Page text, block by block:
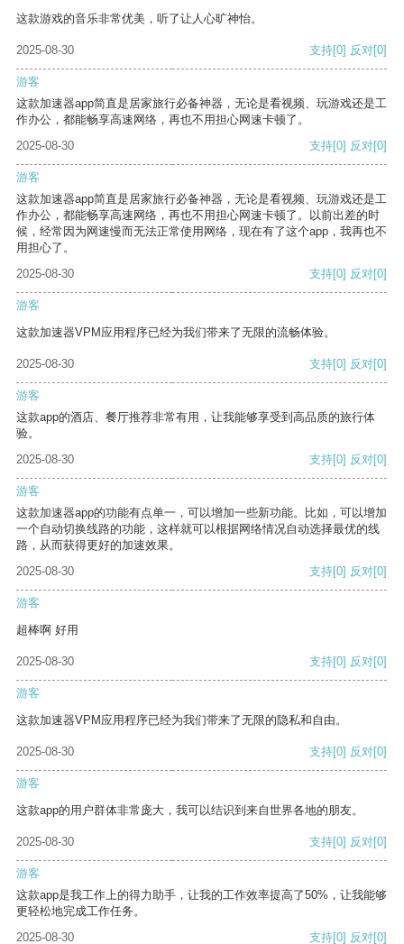
这款游戏的音乐非常优美，听了让人心旷神怡。
2025-08-30 支持[0] 反对[0]
游客
这款加速器app简直是居家旅行必备神器，无论是看视频、玩游戏还是工
作办公，都能畅享高速网络，再也不用担心网速卡顿了。
2025-08-30
支持[0] 反对[0]
游客
这款加速器app简直是居家旅行必备神器，无论是看视频、玩游戏还是工
作办公，都能畅享高速网络，再也不用担心网速卡顿了。以前出差的时
候，经常因为网速慢而无法正常使用网络，现在有了这个app，我再也不
用担心了。
2025-08-30
支持[0] 反对[0]
游客
这款加速器VPM应用程序已经为我们带来了无限的流畅体验。
2025-08-30 支持[0] 反对[0]
游客
这款app的酒店、餐厅推荐非常有用，让我能够享受到高品质的旅行体
验。
2025-08-30
支持[0] 反对[0]
游客
这款加速器app的功能有点单一，可以增加一些新功能。比如，可以增加
一个自动切换线路的功能，这样就可以根据网络情况自动选择最优的线
路，从而获得更好的加速效果。
2025-08-30
支持[0] 反对[0]
游客
超棒啊 好用
2025-08-30 支持[0] 反对[0]
游客
这款加速器VPM应用程序已经为我们带来了无限的隐私和自由。
2025-08-30 支持[0] 反对[0]
游客
这款app的用户群体非常庞大，我可以结识到来自世界各地的朋友。
2025-08-30 支持[0] 反对[0]
游客
这款app是我工作上的得力助手，让我的工作效率提高了50%，让我能够
更轻松地完成工作任务。
2025-08-30
支持[0] 反对[0]